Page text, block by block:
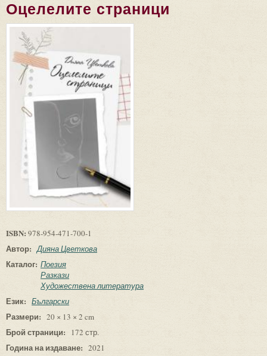
Оцелелите страници
ISBN: 978-954-471-700-1
Автор: Дияна Цветкова
Каталог: Поезия
Разкази
Художествена литература
Език: Български
Размери: 20 × 13 × 2 cm
Брой страници: 172 стр.
Година на издаване: 2021